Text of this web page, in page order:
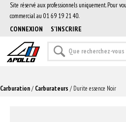
Site réservé aux professionnels uniquement. Pour
commercial au 01 69 19 21 40.
CONNEXION S'INSCRIRE
Carburation/ Carburateurs / Durite essence Noir